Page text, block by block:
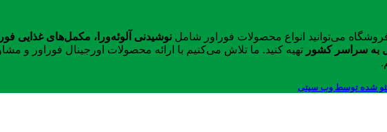
می‌توانید انواع محصولات فوراور شامل نوشیدنی آلوئه‌ورا، مکمل‌های غذایی
به سراسر کشور تهیه کنید. ما تلاش می‌کنیم با ارائه محصولات اورجینال فوراور و
شده توسط وب سیتی